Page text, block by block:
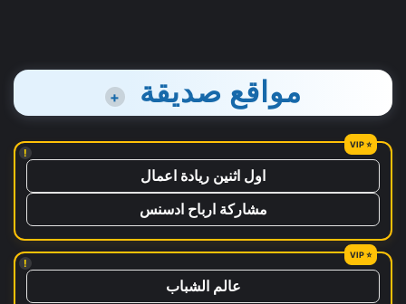
مواقع صديقة +
!
اول اثنين ريادة اعمال
مشاركة ارباح ادسنس
!
عالم الشباب